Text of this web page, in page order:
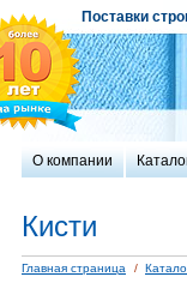
Поставки
О компании
Кисти
Главная страница /